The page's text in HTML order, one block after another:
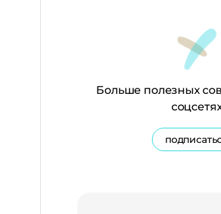
Больше полезных